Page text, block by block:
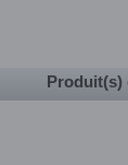
Produit(s)